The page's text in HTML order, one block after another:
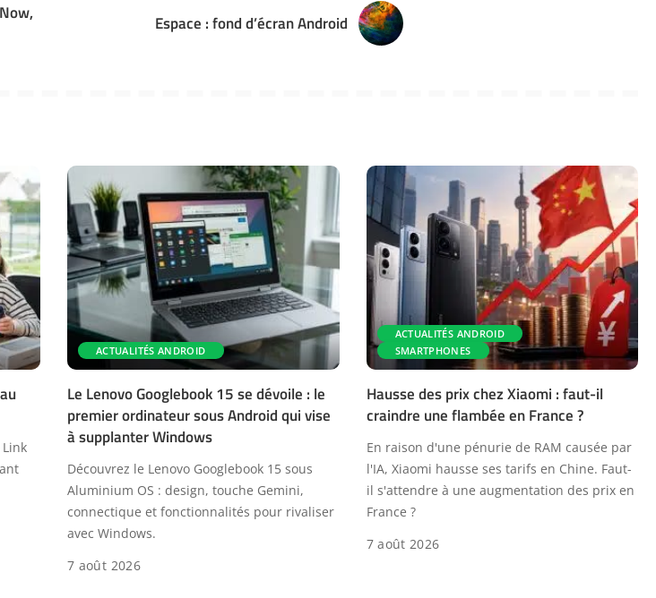
Espace : fond d’écran Android
ACTUALITÉS ANDROID
Le Lenovo Googlebook 15 se dévoile : le
premier ordinateur sous Android qui vise
à supplanter Windows
Découvrez le Lenovo Googlebook 15 sous
Aluminium OS : design, touche Gemini,
connectique et fonctionnalités pour rivaliser
avec Windows.
7 août 2026
ACTUALITÉS ANDROID
SMARTPHONES
Hausse des prix chez Xiaomi : faut-il
craindre une flambée en France ?
En raison d'une pénurie de RAM causée par
l'IA, Xiaomi hausse ses tarifs en Chine. Faut-
il s'attendre à une augmentation des prix en
France ?
7 août 2026